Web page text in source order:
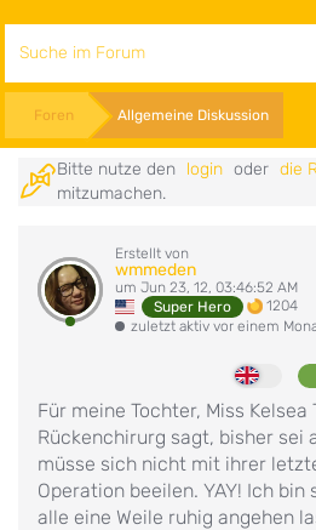
Foren Allgemeine Diskussion
Bitte nutze den login oder die
mitzumachen.
Erstellt von
wmmeden
um Jun 23, 12, 03:46:52 AM
Super Hero
1204
zuletzt aktiv vor einem
Für meine Tochter, Miss Kelsea
Rückenchirurg sagt, bisher sei
müsse sich nicht mit ihrer
Operation beeilen. YAY! Ich bin
alle eine Weile ruhig angehen